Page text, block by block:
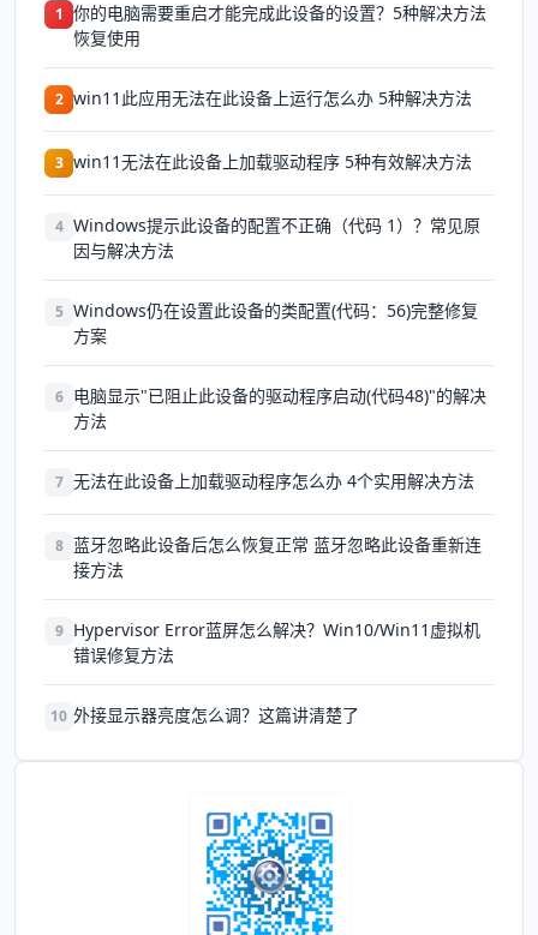
1 你的电脑需要重启才能完成此设备的设置？5种解决方法
恢复使用
2 win11此应用无法在此设备上运行怎么办 5种解决方法
3 win11无法在此设备上加载驱动程序 5种有效解决方法
4 Windows提示此设备的配置不正确（代码 1）？常见原
因与解决方法
5 Windows仍在设置此设备的类配置(代码：56)完整修复
方案
6 电脑显示"已阻止此设备的驱动程序启动(代码48)"的解决
方法
7 无法在此设备上加载驱动程序怎么办 4个实用解决方法
8 蓝牙忽略此设备后怎么恢复正常 蓝牙忽略此设备重新连
接方法
9 Hypervisor Error蓝屏怎么解决？Win10/Win11虚拟机
错误修复方法
10 外接显示器亮度怎么调？这篇讲清楚了